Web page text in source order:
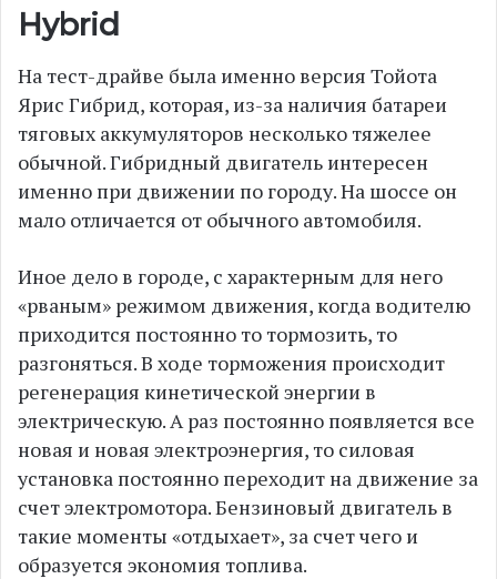
Hybrid
На тест-драйве была именно версия Тойота
Ярис Гибрид, которая, из-за наличия батареи
тяговых аккумуляторов несколько тяжелее
обычной. Гибридный двигатель интересен
именно при движении по городу. На шоссе он
мало отличается от обычного автомобиля.
Иное дело в городе, с характерным для него
«рваным» режимом движения, когда водителю
приходится постоянно то тормозить, то
разгоняться. В ходе торможения происходит
регенерация кинетической энергии в
электрическую. А раз постоянно появляется все
новая и новая электроэнергия, то силовая
установка постоянно переходит на движение за
счет электромотора. Бензиновый двигатель в
такие моменты «отдыхает», за счет чего и
образуется экономия топлива.